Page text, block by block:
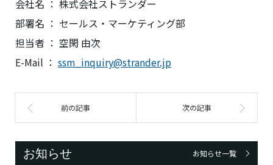
会社名 ： 株式会社ストランダー
部署名 ： セールス・マーケティング部
担当者 ： 空閑 由次
E-Mail ： ssm_inquiry@strander.jp
お知らせ お知らせ一覧